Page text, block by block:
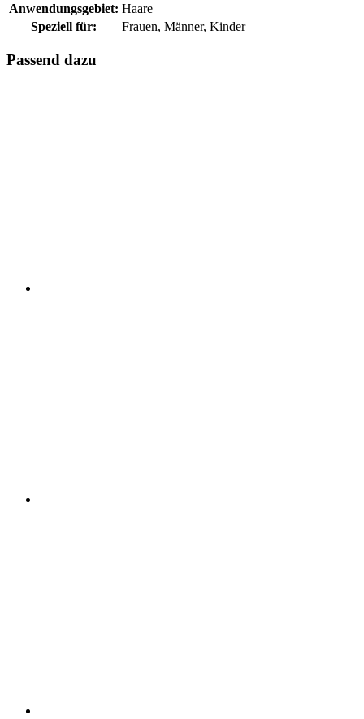
Anwendungsgebiet: Haare
Speziell für:
Frauen, Männer, Kinder
Passend dazu